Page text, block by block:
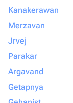
Kanakerawan
Merzavan
Jrvej
Parakar
Argavand
Getapnya